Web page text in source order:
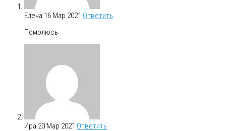
Елена 16 Мар 2021 Ответить
Помолюсь
Ира 20 Мар 2021 Ответить